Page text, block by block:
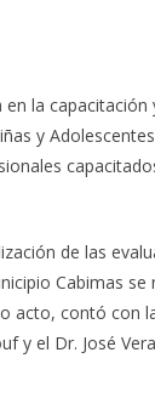
la
y
de las
Cabimas se
acto, contó con
y el Dr. José